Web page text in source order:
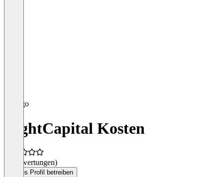
RightCapital Kosten
(0 Bewertungen)
Dieses Profil betreiben